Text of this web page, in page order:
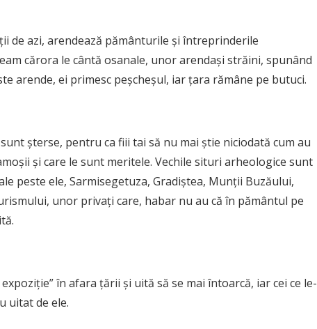
de azi, arendează pământurile și întreprinderile
cărora le cântă osanale, unor arendași străini, spunând
arende, ei primesc peșcheșul, iar țara rămâne pe butuci.
șterse, pentru ca fiii tai să nu mai știe niciodată cum au
și care le sunt meritele. Vechile situri arheologice sunt
peste ele, Sarmisegetuza, Gradiștea, Munții Buzăului,
unor privați care, habar nu au că în pământul pe
în afara țării și uită să se mai întoarcă, iar cei ce le-
uitat de ele.